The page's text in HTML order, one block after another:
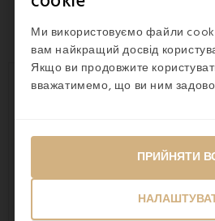
Ми використовуємо файли
вам найкращий досвід
Якщо ви продовжите
вважатимемо, що ви ним
ПРИЙНЯТИ
1
Знижка -14%